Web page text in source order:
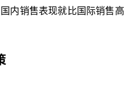
内销售表现就比国际销售高